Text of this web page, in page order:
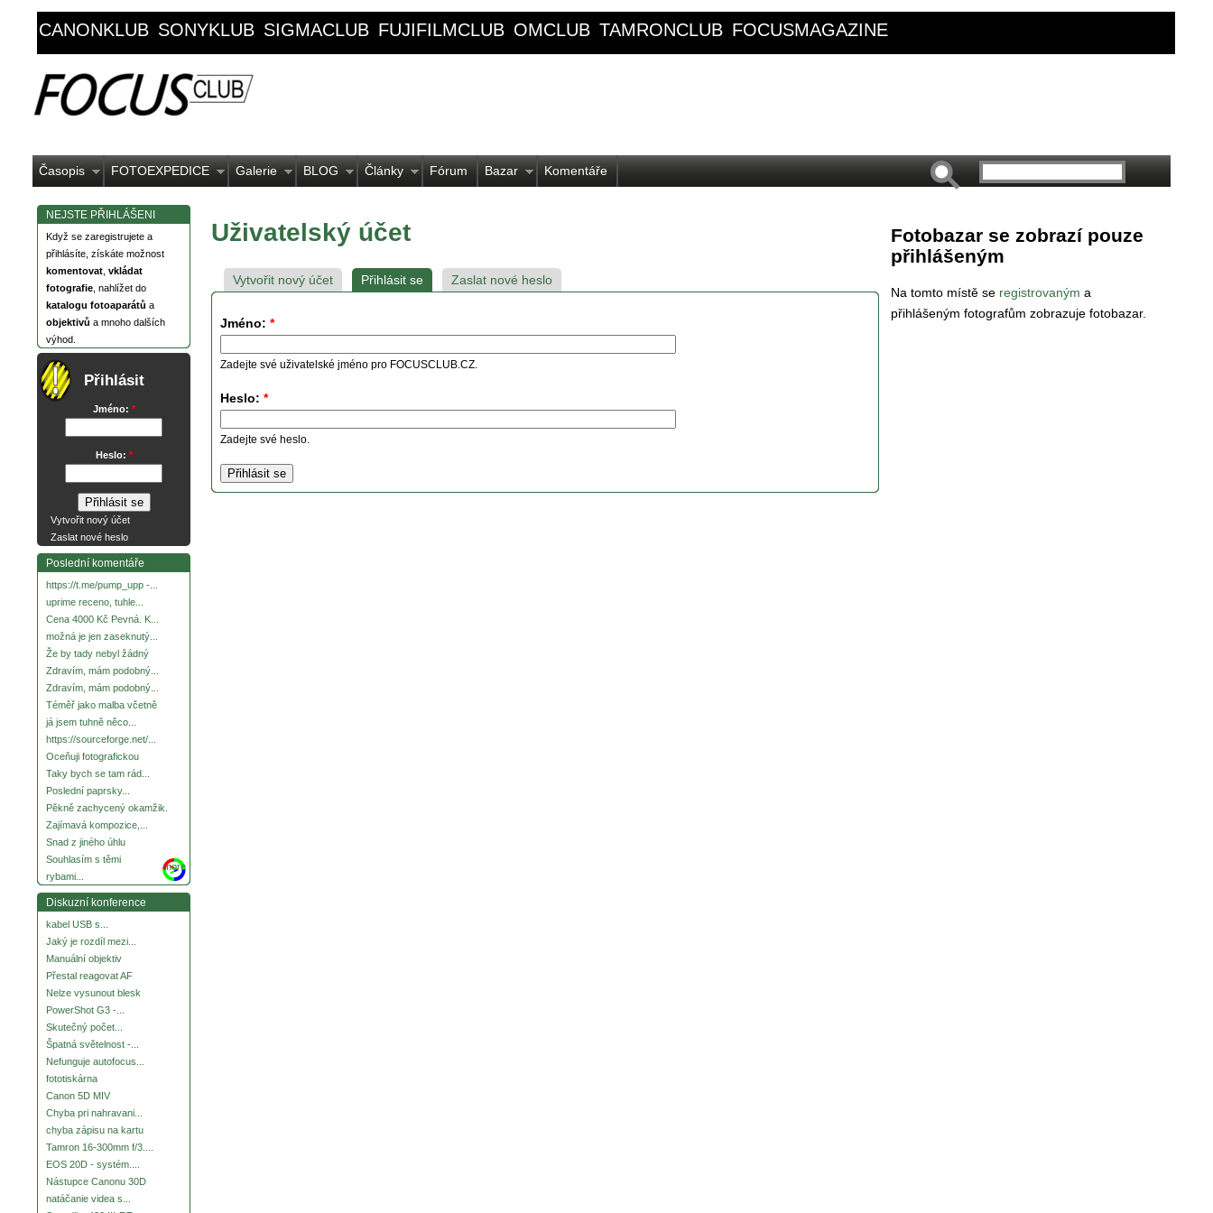
CANONKLUB SONYKLUB SIGMACLUB FUJIFILMCLUB OMCLUB TAMRONCLUB FOCUSMAGAZINE
Časopis FOTOEXPEDICE Galerie BLOG Články Fórum Bazar Komentáře
NEJSTE PŘIHLÁŠENI
Když se zaregistrujete a
přihlásíte, získáte možnost
komentovat vkládat
fotografie , nahlížet do
katalogu fotoaparátů a
objektivů a mnoho dalších
výhod.
Přihlásit
Jméno: *
Heslo: *
Vytvořit nový účet
Zaslat nové heslo
Poslední komentáře
https://t.me/pump_upp -...
uprime receno, tuhle...
Cena 4000 Kč Pevná. K...
možná je jen zaseknutý...
Že by tady nebyl žádný
Zdravím, mám podobný...
Zdravím, mám podobný...
Téměř jako malba včetně
já jsem tuhně něco...
https://sourceforge.net/...
Oceňuji fotografickou
Taky bych se tam rád...
Poslední paprsky...
Pěkně zachycený okamžik.
Zajímavá kompozice,...
Snad z jiného úhlu
Souhlasím s těmi
rybami...
more
Diskuzní konference
kabel USB s...
Jaký je rozdíl mezi...
Manuální objektiv
Přestal reagovat AF
Nelze vysunout blesk
PowerShot G3 -...
Skutečný počet...
Špatná světelnost -...
Nefunguje autofocus...
fototiskárna
Canon 5D MIV
Chyba pri nahravani...
chyba zápisu na kartu
Tamron 16-300mm f/3....
EOS 20D - systém....
Nástupce Canonu 30D
natáčanie videa s...
Uživatelský účet
Vytvořit nový účet Přihlásit se Zaslat nové heslo
Jméno: *
Zadejte své uživatelské jméno pro FOCUSCLUB.CZ.
Heslo: *
Zadejte své heslo.
Fotobazar se zobrazí pouze
přihlášeným
Na tomto místě se registrovaným a
přihlášeným fotografům zobrazuje fotobazar.